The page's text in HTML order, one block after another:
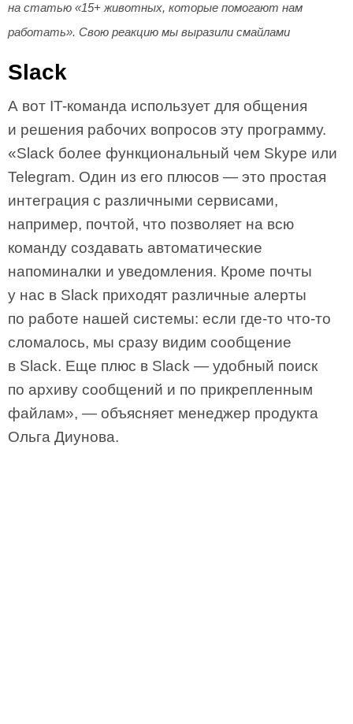
на статью «15+ животных, которые помогают нам
работать». Свою реакцию мы выразили смайлами
Slack
А вот IT-команда использует для общения
и решения рабочих вопросов эту программу.
«Slack более функциональный чем Skype или
Telegram. Один из его плюсов — это простая
интеграция с различными сервисами,
например, почтой, что позволяет на всю
команду создавать автоматические
напоминалки и уведомления. Кроме почты
у нас в Slack приходят различные алерты
по работе нашей системы: если где-то что-то
сломалось, мы сразу видим сообщение
в Slack. Еще плюс в Slack — удобный поиск
по архиву сообщений и по прикрепленным
файлам», — объясняет менеджер продукта
Ольга Диунова.